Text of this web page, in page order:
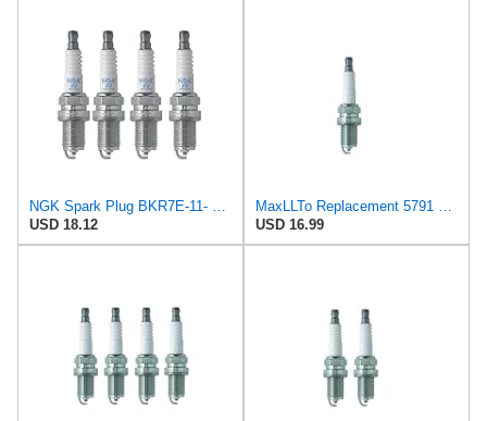
NGK Spark Plug BKR7E-11- Set of 4
USD 18.12
MaxLLTo Replacement 5791 V-Power Spark Plug for Bosch FR5DCX for Champion RC7YCC4 for DENSO Auto
USD 16.99